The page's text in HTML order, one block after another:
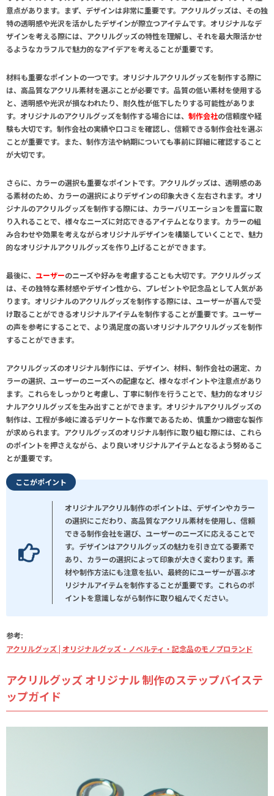
意点があります。まず、 デザインは非常に重要です。アクリルグッズは、その独
特の透明感や光沢を活かしたデザインが際立つアイテムです。オリジナルなデ
ザインを考える際には、アクリルグッズの特性を理解し、それを最大限活かせ
るようなカラフルで魅力的なアイデアを考えることが重要です。
材料も重要なポイントの一つです。オリジナルアクリルグッズを制作する際に
は、高品質なアクリル素材を選ぶことが必要です。品質の低い素材を使用する
と、透明感や光沢が損なわれたり、耐久性が低下したりする可能性がありま
す。オリジナルのアクリルグッズを制作する場合には、 制作会社の信頼度や経
験も大切です。制作会社の実績や口コミを確認し、信頼できる制作会社を選ぶ
ことが重要です。また、制作方法や納期についても事前に詳細に確認すること
が大切です。
さらに、 カラーの選択も重要なポイントです。アクリルグッズは、透明感のあ
る素材のため、カラーの選択によりデザインの印象大きく左右されます。オリ
ジナルのアクリルグッズを制作する際には、カラーバリエーションを豊富に取
り入れることで、様々なニーズに対応できるアイテムとなります。カラーの組
み合わせや効果を考えながらオリジナルデザインを構築していくことで、魅力
的なオリジナルアクリルグッズを作り上げることができます。
最後に、 ユーザーのニーズや好みを考慮することも大切です。アクリルグッズ
は、その独特な素材感やデザイン性から、プレゼントや記念品として人気があ
ります。オリジナルのアクリルグッズを制作する際には、ユーザーが喜んで受
け取ることができるオリジナルアイテムを制作することが重要です。ユーザー
の声を参考にすることで、より満足度の高いオリジナルアクリルグッズを制作
することができます。
アクリルグッズのオリジナル制作には、デザイン、材料、制作会社の選定、カ
ラーの選択、ユーザーのニーズへの配慮など、様々なポイントや注意点があり
ます。これらをしっかりと考慮し、丁寧に制作を行うことで、魅力的なオリジ
ナルアクリルグッズを生み出すことができます。オリジナルアクリルグッズの
制作は、工程が多岐に渡るデリケートな作業であるため、慎重かつ緻密な製作
が求められます。アクリルグッズのオリジナル制作に取り組む際には、これら
のポイントを押さえながら、より良いオリジナルアイテムとなるよう努めるこ
とが重要です。
ここがポイント
オリジナルアクリル制作のポイントは、デザインやカラー
の選択にこだわり、高品質なアクリル素材を使用し、信頼
できる制作会社を選び、ユーザーのニーズに応えることで
す。デザインはアクリルグッズの魅力を引き立てる要素で
あり、カラーの選択によって印象が大きく変わります。素
材や制作方法にも注意を払い、最終的にユーザーが喜ぶオ
リジナルアイテムを制作することが重要です。これらのポ
イントを意識しながら制作に取り組んでください。
参考:
アクリルグッズ | オリジナルグッズ・ノベルティ・記念品のモノプロランド
アクリルグッズ オリジナル 制作のステップバイステ
ップガイド